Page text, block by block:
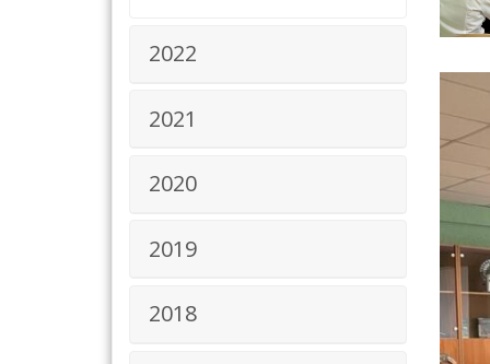
2022
2021
2020
2019
2018